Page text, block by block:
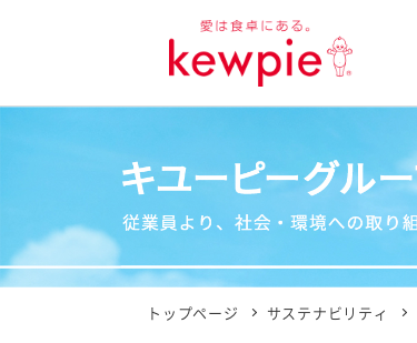
トップページ サステナビリティ